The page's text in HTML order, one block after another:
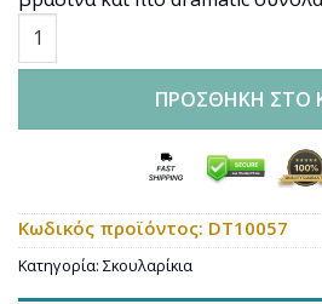
DOUBLETROUBLE ΣΚΟΥΛΑΡΙΚΙΑ
ΠΡΟΣΘΉΚΗ ΣΤΟ
Κωδικός προϊόντος: DT10057
Κατηγορία: Σκουλαρίκια